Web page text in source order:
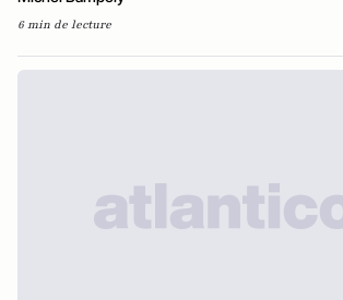
6 min de lecture